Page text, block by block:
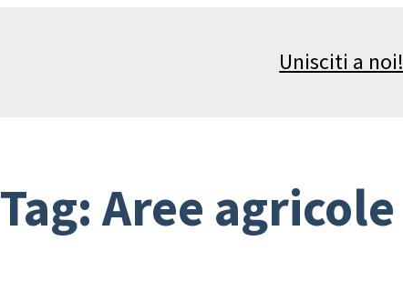
Unisciti a noi!
Tag:Aree agricole